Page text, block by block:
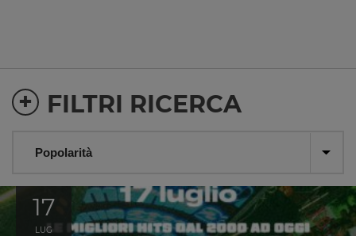
FILTRI RICERCA
+
17
LUG